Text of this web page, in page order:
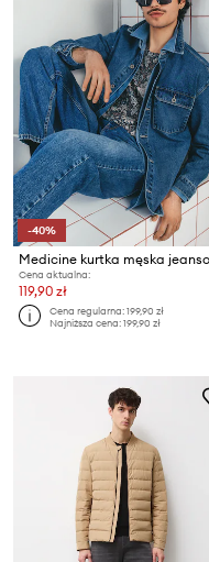
-40%
Medicine kurtka męska
Cena aktualna:
119,90 zł
Cena regularna:199,90 zł
Najniższa cena:199,90 zł